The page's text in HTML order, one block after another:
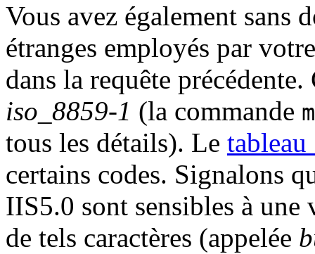
Vous avez également sans
étranges employés par
dans la requête
iso_8859-1 (la commande
tous les détails). Le tableau
certains codes. Signalons
IIS5.0 sont sensibles à
de tels caractères (appelée